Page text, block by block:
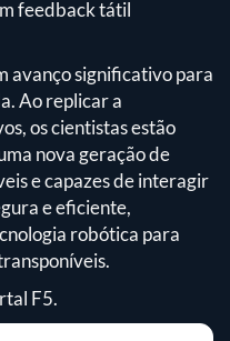
feedback tátil
avanço significativo para
Ao replicar a
os cientistas estão
nova geração de
e capazes de interagir
e eficiente,
robótica para
F5.